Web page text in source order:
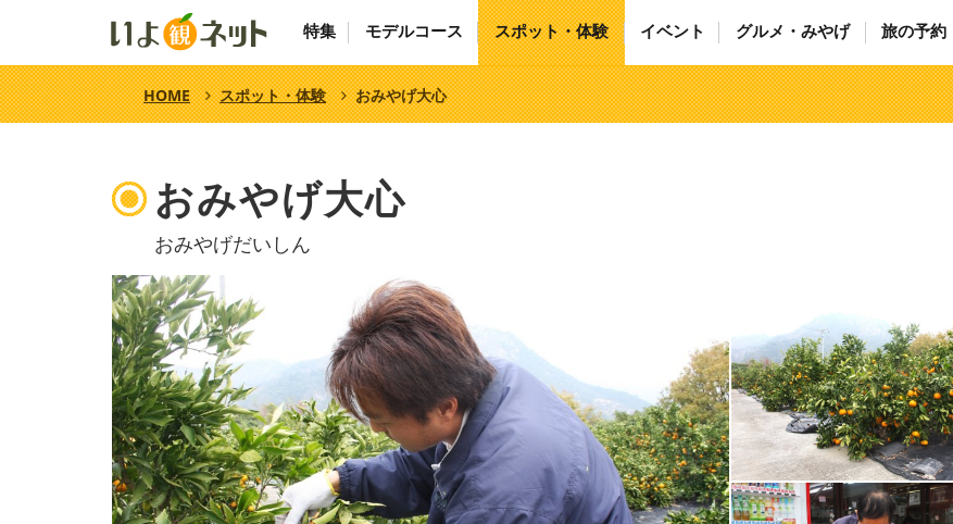
特集 モデルコース スポット・体験 イベント グルメ・みやげ 旅の予約
HOME スポット・体験 おみやげ大心
おみやげ大心
おみやげだいしん